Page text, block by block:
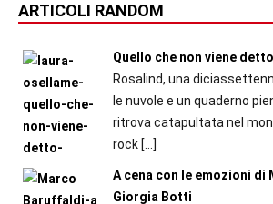
ARTICOLI RANDOM
Quello che non viene
Rosalind, una
le nuvole e un quaderno
ritrova catapultata nel
rock[…]
A cena con le emozioni di
Giorgia Botti